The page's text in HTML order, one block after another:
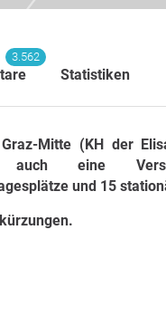
3.562
Statistiken
Mitte (KH der
auch eine
und 15